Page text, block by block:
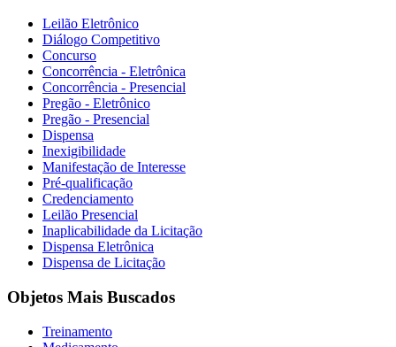
Leilão Eletrônico
Diálogo Competitivo
Concurso
Concorrência - Eletrônica
Concorrência - Presencial
Pregão - Eletrônico
Pregão - Presencial
Dispensa
Inexigibilidade
Manifestação de Interesse
Pré-qualificação
Credenciamento
Leilão Presencial
Inaplicabilidade da Licitação
Dispensa Eletrônica
Dispensa de Licitação
Objetos Mais Buscados
Treinamento